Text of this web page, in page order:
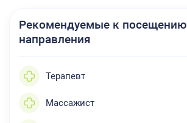
Рекомендуемые к посещению
направления
Терапевт
Массажист